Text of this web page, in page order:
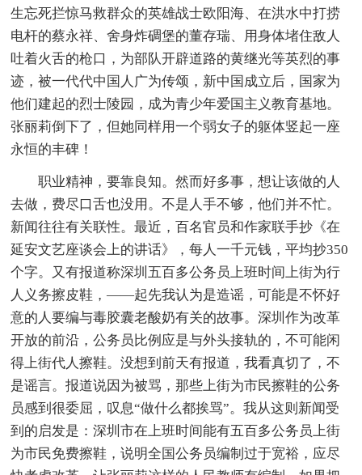
生忘死拦惊马救群众的英雄战士欧阳海、在洪水中打捞
电杆的蔡永祥、舍身炸碉堡的董存瑞、用身体堵住敌人
吐着火舌的枪口，为部队开辟道路的黄继光等英烈的事
迹，被一代代中国人广为传颂，新中国成立后，国家为
他们建起的烈士陵园，成为青少年爱国主义教育基地。
张丽莉倒下了，但她同样用一个弱女子的躯体竖起一座
永恒的丰碑！
职业精神，要靠良知。然而好多事，想让该做的人
去做，费尽口舌也没用。不是人手不够，他们并不忙。
新闻往往有关联性。最近，百名官员和作家联手抄《在
延安文艺座谈会上的讲话》，每人一千元钱，平均抄350
个字。又有报道称深圳五百多公务员上班时间上街为行
人义务擦皮鞋，——起先我认为是造谣，可能是不怀好
意的人要编与毒胶囊老酸奶有关的故事。深圳作为改革
开放的前沿，公务员比例应是与外头接轨的，不可能闲
得上街代人擦鞋。没想到前天有报道，我看真切了，不
是谣言。报道说因为被骂，那些上街为市民擦鞋的公务
员感到很委屈，叹息“做什么都挨骂”。我从这则新闻受
到的启发是：深圳市在上班时间能有五百多公务员上街
为市民免费擦鞋，说明全国公务员编制过于宽裕，应尽